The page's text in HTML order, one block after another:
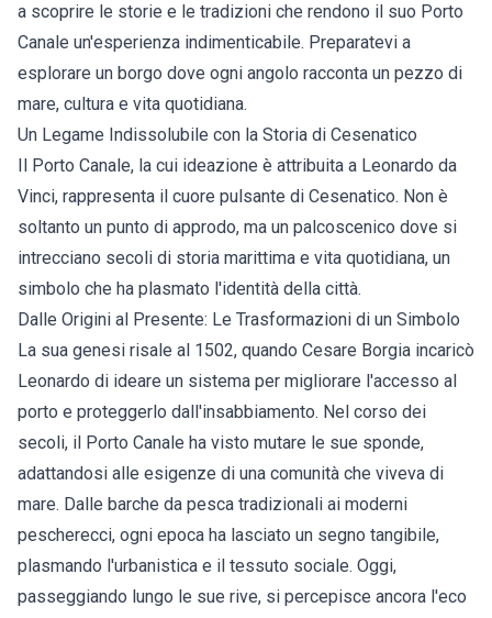
a scoprire le storie e le tradizioni che rendono il suo Porto
Canale un'esperienza indimenticabile. Preparatevi a
esplorare un borgo dove ogni angolo racconta un pezzo di
mare, cultura e vita quotidiana.
Un Legame Indissolubile con la Storia di Cesenatico
Il Porto Canale, la cui ideazione è attribuita a Leonardo da
Vinci, rappresenta il cuore pulsante di Cesenatico. Non è
soltanto un punto di approdo, ma un palcoscenico dove si
intrecciano secoli di storia marittima e vita quotidiana, un
simbolo che ha plasmato l'identità della città.
Dalle Origini al Presente: Le Trasformazioni di un Simbolo
La sua genesi risale al 1502, quando Cesare Borgia incaricò
Leonardo di ideare un sistema per migliorare l'accesso al
porto e proteggerlo dall'insabbiamento. Nel corso dei
secoli, il Porto Canale ha visto mutare le sue sponde,
adattandosi alle esigenze di una comunità che viveva di
mare. Dalle barche da pesca tradizionali ai moderni
pescherecci, ogni epoca ha lasciato un segno tangibile,
plasmando l'urbanistica e il tessuto sociale. Oggi,
passeggiando lungo le sue rive, si percepisce ancora l'eco